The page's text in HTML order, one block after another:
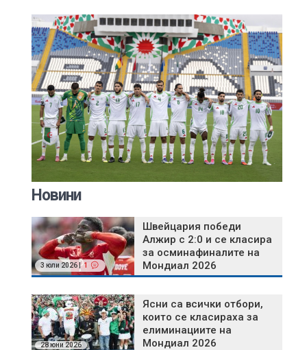
Новини
3 юли 2026 | 1
Швейцария победи
Алжир с 2:0 и се класира
за осминафиналите на
Мондиал 2026
28 юни 2026
Ясни са всички отбори,
които се класираха за
елиминациите на
Мондиал 2026